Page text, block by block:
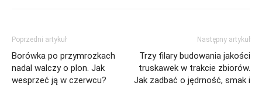
Poprzedni artykuł
Borówka po przymrozkach
nadal walczy o plon. Jak
wesprzeć ją w czerwcu?
Następny artykuł
Trzy filary budowania jakości
truskawek w trakcie zbiorów.
Jak zadbać o jędrność, smak i